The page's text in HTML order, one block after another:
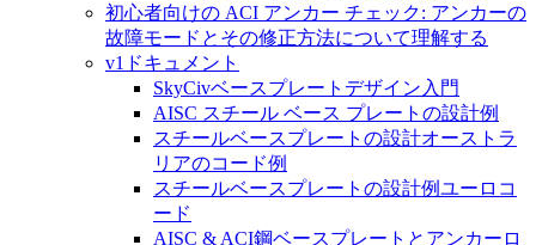
初心者向けの ACI アンカー チェック: アンカーの
故障モードとその修正方法について理解する
v1ドキュメント
SkyCivベースプレートデザイン入門
AISC スチール ベース プレートの設計例
スチールベースプレートの設計オーストラ
リアのコード例
スチールベースプレートの設計例ユーロコ
ード
AISC & ACI鋼ベースプレートとアンカーロ